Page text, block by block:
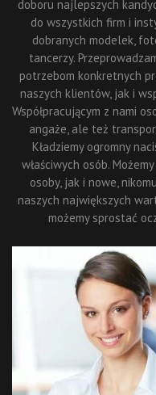
doboru najlepszych
do wszystkich firm i
dobranych modelek,
tancerzy.
potrzebom konkretnych
naszych klientów, jak i
Współpracującym z nami
angaże, ale też
Kładziemy ogromny
właściwych osób.
osoby, jak i nowe,
naszych największych
możemy sprostać